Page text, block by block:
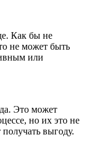
Как бы не
не может быть
или
Это может
но их это не
выгоду.